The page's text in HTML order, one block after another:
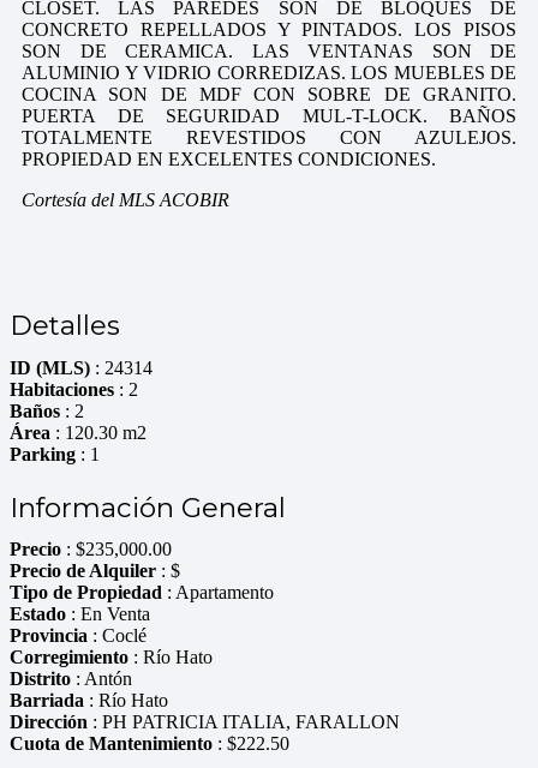
CLOSET. LAS PAREDES SON DE BLOQUES DE
CONCRETO REPELLADOS Y PINTADOS. LOS PISOS
SON DE CERAMICA. LAS VENTANAS SON DE
ALUMINIO Y VIDRIO CORREDIZAS. LOS MUEBLES DE
COCINA SON DE MDF CON SOBRE DE GRANITO.
PUERTA DE SEGURIDAD MUL-T-LOCK. BAÑOS
TOTALMENTE REVESTIDOS CON AZULEJOS.
PROPIEDAD EN EXCELENTES CONDICIONES.
Cortesía del MLS ACOBIR
Detalles
ID (MLS) : 24314
Habitaciones : 2
Baños : 2
Área : 120.30 m2
Parking : 1
Información General
Precio : $235,000.00
Precio de Alquiler : $
Tipo de Propiedad : Apartamento
Estado : En Venta
Provincia : Coclé
Corregimiento : Río Hato
Distrito : Antón
Barriada : Río Hato
Dirección : PH PATRICIA ITALIA, FARALLON
Cuota de Mantenimiento : $222.50